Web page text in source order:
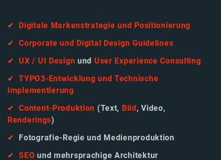
✔︎
Digitale Markenstrategie und Positionierung
✔︎ Corporate und Digital Design Guidelines
✔︎
UX / UI Design und User Experience Consulting
✔︎ TYPO3-Entwicklung und Technische
Implementierung
✔︎ Content-Produktion (Text, Bild, Video,
Renderings)
✔︎
Fotografie-Regie und Medienproduktion
✔︎ SEO und mehrsprachige Architektur